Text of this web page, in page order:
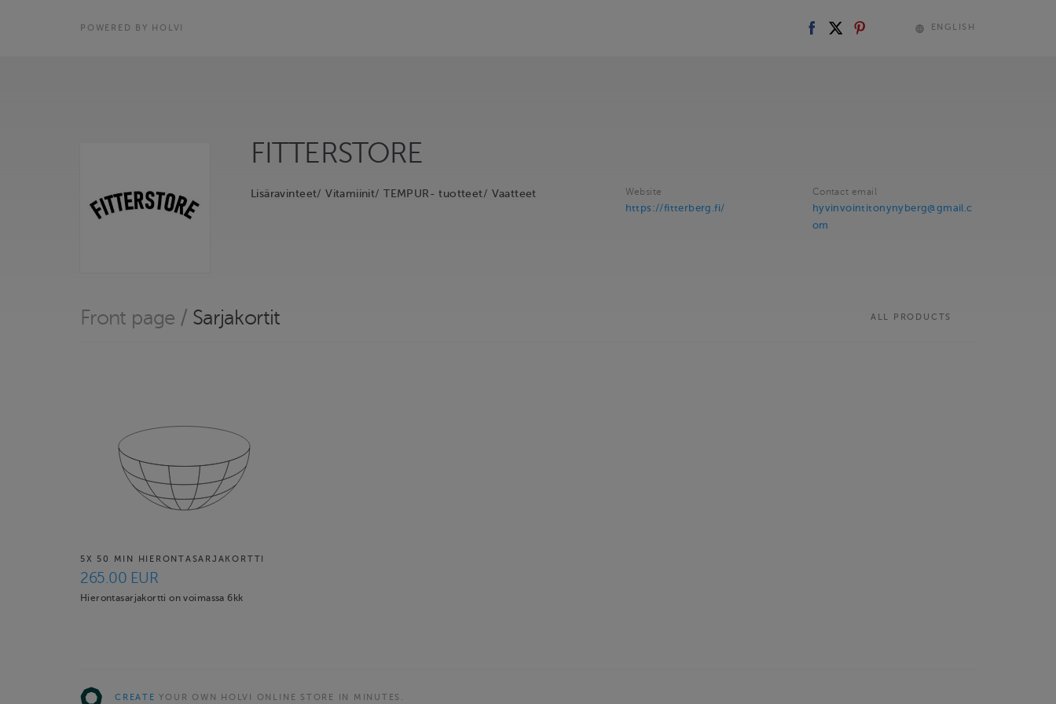
POWERED BY HOLVI ENGLISH
FITTERSTORE
Lisäravinteet/ Vitamiinit/ TEMPUR- tuotteet/ Vaatteet Website
https://fitterberg.fi/
Contact email
hyvinvointitonynyberg@gmail.c
om
Front page / Sarjakortit ALL PRODUCTS
5X 50 MIN HIERONTASARJAKORTTI
265.00 EUR
Hierontasarjakortti on voimassa 6kk
CREATE YOUR OWN HOLVI ONLINE STORE IN MINUTES.